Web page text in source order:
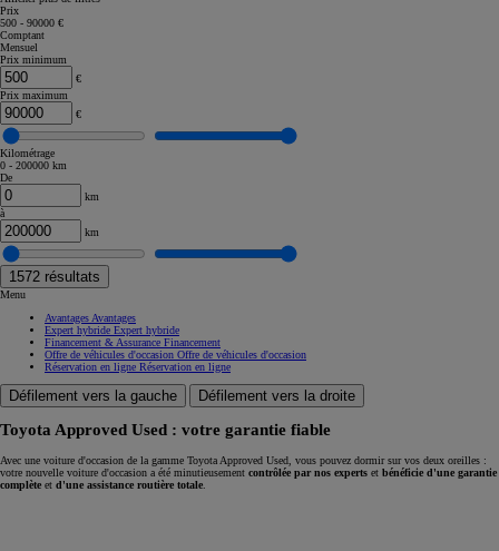
Prix
500 - 90000 €
Comptant
Mensuel
Prix minimum
€
Prix maximum
€
Kilométrage
0 - 200000 km
De
km
à
km
1572 résultats
Menu
Avantages Avantages
Expert hybride Expert hybride
Financement & Assurance Financement
Offre de véhicules d'occasion Offre de véhicules d'occasion
Réservation en ligne Réservation en ligne
Défilement vers la gauche Défilement vers la droite
Toyota Approved Used : votre garantie fiable
Avec une voiture d'occasion de la gamme Toyota Approved Used, vous pouvez dormir sur vos deux oreilles :
votre nouvelle voiture d'occasion a été minutieusement contrôlée par nos experts et bénéficie d'une garantie
complète et d'une assistance routière totale